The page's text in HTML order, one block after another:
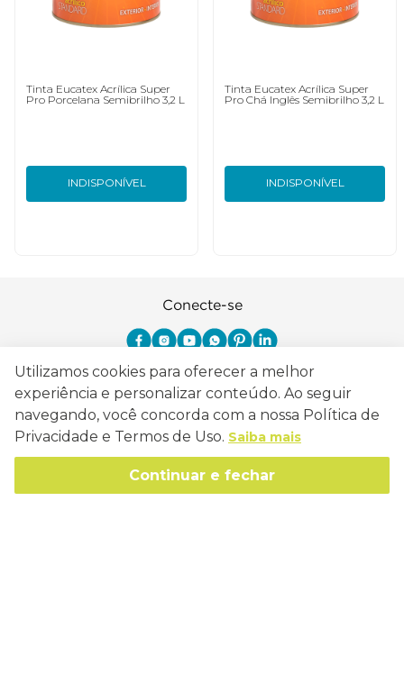
Tinta Eucatex Acrílica Super
Pro Porcelana Semibrilho 3,2 L
INDISPONÍVEL
Tinta Eucatex Acrílica Super
Pro Chá Inglês Semibrilho 3,2 L
INDISPONÍVEL
Conecte-se
Como Trabalhamos
Política de Entrega
Política de Privacidade
Trocas e Devoluções
Sobre a Eucatex
História
Sustentabilidade
Utilizamos cookies para oferecer a melhor
experiência e personalizar conteúdo. Ao seguir
navegando, você concorda com a nossa Política de
Privacidade e Termos de Uso. Saiba mais
Continuar e fechar